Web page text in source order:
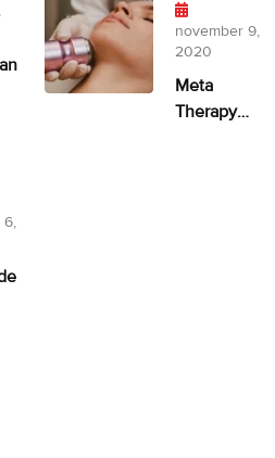
november 9,
2020
Meta
Therapy
6,